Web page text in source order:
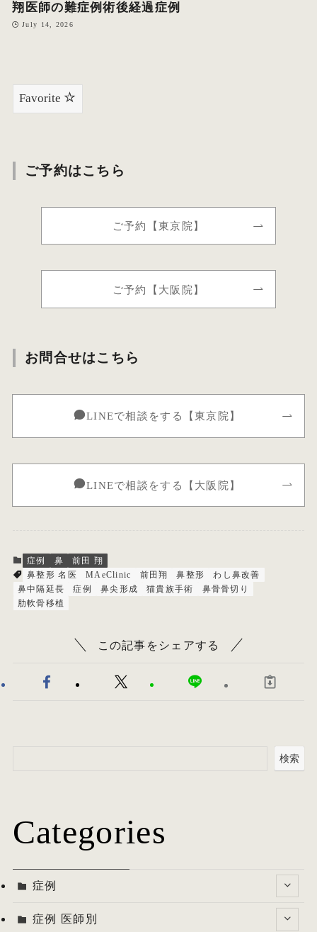
翔医師の難症例術後経過症例
July 14, 2026
Favorite
ご予約はこちら
ご予約【東京院】
ご予約【大阪院】
お問合せはこちら
LINEで相談をする【東京院】
LINEで相談をする【大阪院】
症例 鼻
前田 翔
鼻整形 名医
MAeClinic 前田翔 鼻整形
わし鼻改善
鼻中隔延長
症例 鼻尖形成 猫貴族手術
鼻骨骨切り
肋軟骨移植
この記事をシェアする
検索
Categories
症例
症例 医師別